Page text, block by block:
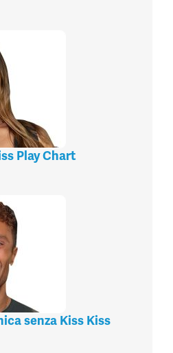
Play Chart
senza Kiss Kiss